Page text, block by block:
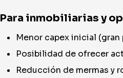
Para inmobiliarias y
Menor capex inicial
Posibilidad de ofrecer
Reducción de mermas y